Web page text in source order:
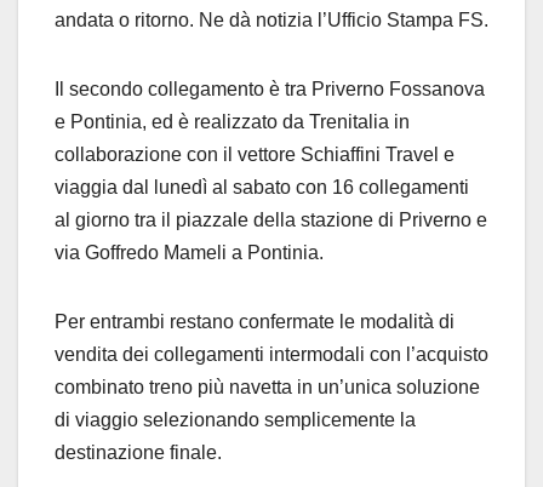
andata o ritorno. Ne dà notizia l’Ufficio Stampa FS.
Il secondo collegamento è tra Priverno Fossanova
e Pontinia, ed è realizzato da Trenitalia in
collaborazione con il vettore Schiaffini Travel e
viaggia dal lunedì al sabato con 16 collegamenti
al giorno tra il piazzale della stazione di Priverno e
via Goffredo Mameli a Pontinia.
Per entrambi restano confermate le modalità di
vendita dei collegamenti intermodali con l’acquisto
combinato treno più navetta in un’unica soluzione
di viaggio selezionando semplicemente la
destinazione finale.